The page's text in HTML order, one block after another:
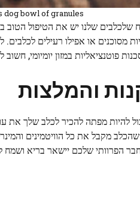
bowl of granules.
שלכלבים שלנו יש את הטיפול הטוב
מסוכנים או אפילו רעילים
פוטנציאליות במזון יומיומי,
והמלצות
להיות מפתה להכיר לכלב שלך את
מקבל את כל הוויטמינים
הפרוותי שלכם יישאר בריא ושמח